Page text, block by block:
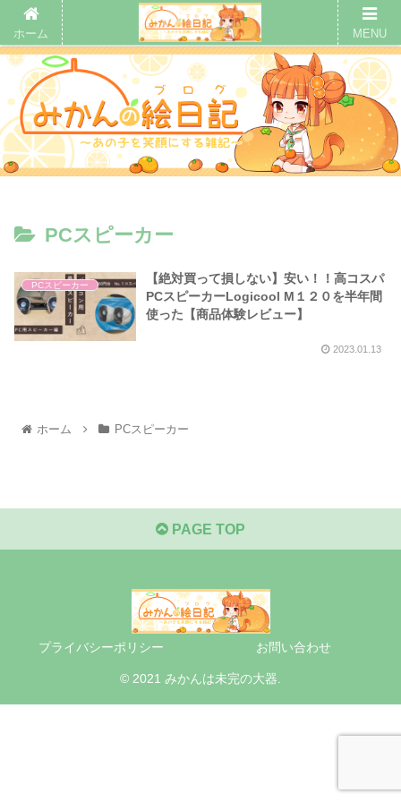
PCスピーカー
PCスピーカー
【絶対買って損しない】安い！！高コスパ
PCスピーカーLogicool M１２０を半年間
使った【商品体験レビュー】
2023.01.13
ホーム PCスピーカー
PAGE TOP
プライバシーポリシー お問い合わせ
© 2021 みかんは未完の大器.
ホーム MENU